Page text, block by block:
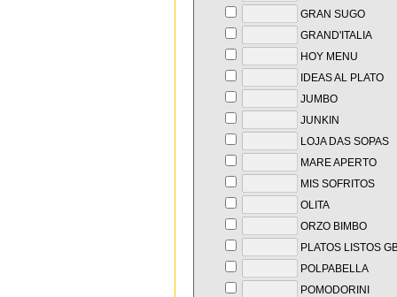
GRAN SUGO
GRAND'ITALIA
HOY MENU
IDEAS AL PLATO
JUMBO
JUNKIN
LOJA DAS SOPAS
MARE APERTO
MIS SOFRITOS
OLITA
ORZO BIMBO
PLATOS LISTOS
POLPABELLA
POMODORINI